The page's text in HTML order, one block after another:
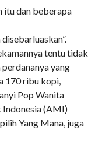
itu dan beberapa
tentu tidak
yang
170 ribu kopi,
Pop Wanita
Indonesia (AMI)
Yang Mana, juga